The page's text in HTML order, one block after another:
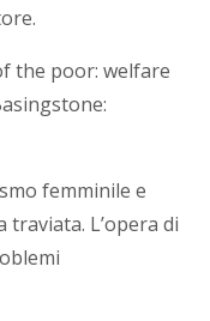
the poor: welfare
femminile e
traviata. L’opera di